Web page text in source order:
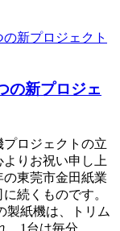
の新プロジェ
ロジェクトの立
りお祝い申し上
東莞市金田紙業
続くものです。
製紙機は、トリム
、1台は毎分